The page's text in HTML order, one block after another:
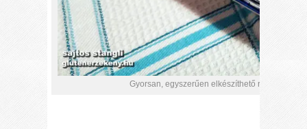
Gyorsan, egyszerűen elkészíthető rizslisztes